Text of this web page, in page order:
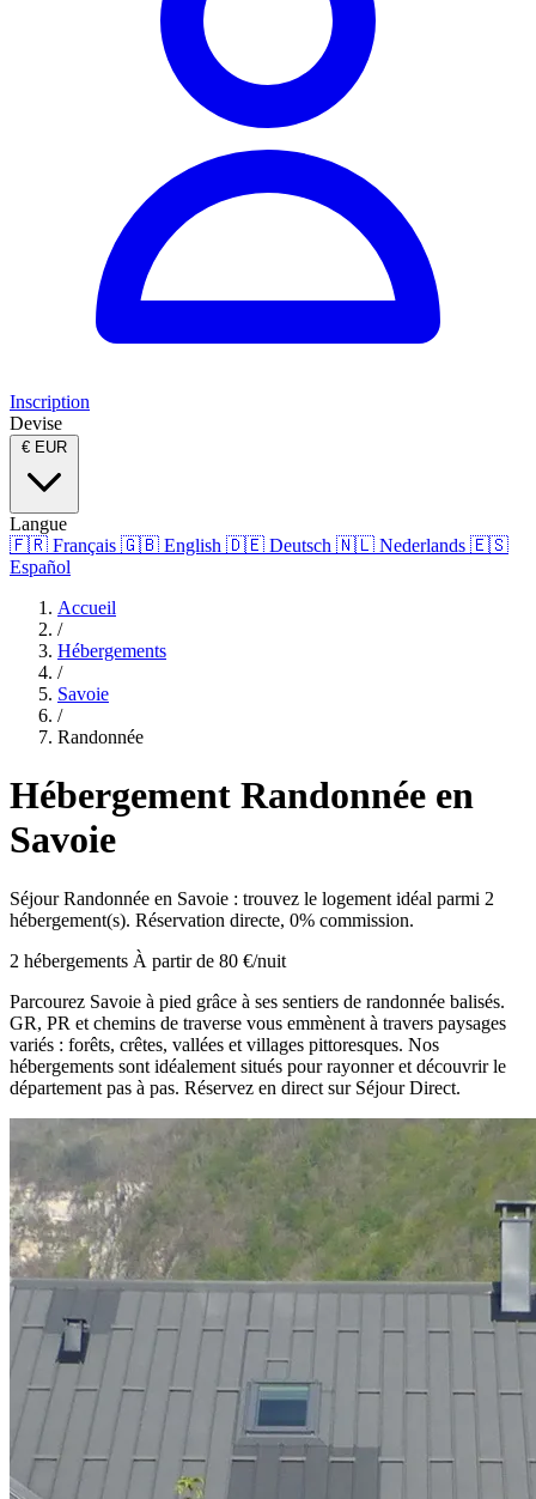
Inscription
Devise
€ EUR
Langue
🇫🇷 Français 🇬🇧 English 🇩🇪 Deutsch 🇳🇱 Nederlands 🇪🇸
Español
Accueil
/
Hébergements
/
Savoie
/
Randonnée
Hébergement Randonnée en
Savoie
Séjour Randonnée en Savoie : trouvez le logement idéal parmi 2
hébergement(s). Réservation directe, 0% commission.
2 hébergements À partir de 80 €/nuit
Parcourez Savoie à pied grâce à ses sentiers de randonnée balisés.
GR, PR et chemins de traverse vous emmènent à travers paysages
variés : forêts, crêtes, vallées et villages pittoresques. Nos
hébergements sont idéalement situés pour rayonner et découvrir le
département pas à pas. Réservez en direct sur Séjour Direct.